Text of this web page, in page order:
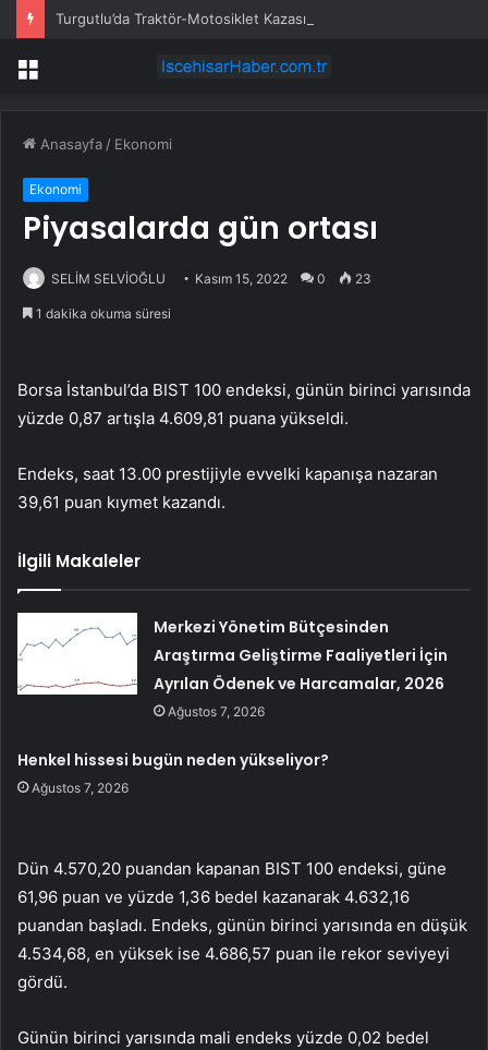
Turgutlu’da Traktör-Motosiklet Kazası
Menü
Anasayfa / Ekonomi
Ekonomi
Piyasalarda gün ortası
SELİM SELVİOĞLU Kasım 15, 2022 0 23
1 dakika okuma süresi
Borsa İstanbul’da BIST 100 endeksi, günün birinci yarısında
yüzde 0,87 artışla 4.609,81 puana yükseldi.
Endeks, saat 13.00 prestijiyle evvelki kapanışa nazaran
39,61 puan kıymet kazandı.
İlgili Makaleler
Merkezi Yönetim Bütçesinden
Araştırma Geliştirme Faaliyetleri İçin
Ayrılan Ödenek ve Harcamalar, 2026
Ağustos 7, 2026
Henkel hissesi bugün neden yükseliyor?
Ağustos 7, 2026
Dün 4.570,20 puandan kapanan BIST 100 endeksi, güne
61,96 puan ve yüzde 1,36 bedel kazanarak 4.632,16
puandan başladı. Endeks, günün birinci yarısında en düşük
4.534,68, en yüksek ise 4.686,57 puan ile rekor seviyeyi
gördü.
Günün birinci yarısında mali endeks yüzde 0,02 bedel